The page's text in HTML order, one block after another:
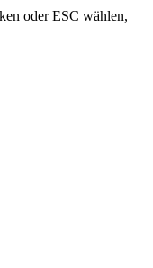
oder ESC wählen,